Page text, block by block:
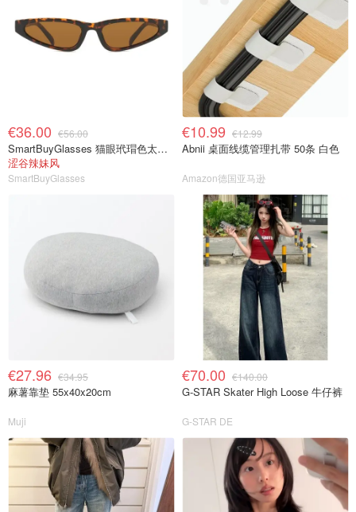
€36.00 €56.00
SmartBuyGlasses 猫眼玳瑁色太阳镜
涩谷辣妹风
SmartBuyGlasses
€10.99 €12.99
Abnii 桌面线缆管理扎带 50条 白色
Amazon德国亚马逊
€27.96 €34.95
麻薯靠垫 55x40x20cm
Muji
€70.00 €140.00
G-STAR Skater High Loose 牛仔裤
G-STAR DE